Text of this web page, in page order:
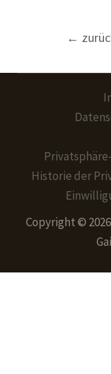
←
Historie der
Copyright ©